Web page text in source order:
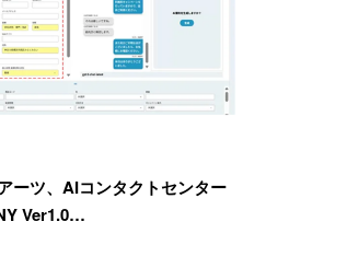
ーツ、AIコンタクトセンター
Ver1.0…